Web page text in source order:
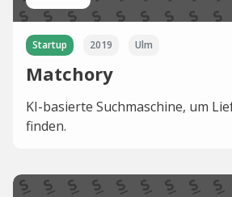
Startup 2019 Ulm
Matchory
KI-basierte Suchmaschine, um
finden.